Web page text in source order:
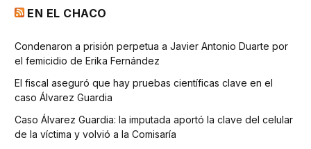
EN EL CHACO
Condenaron a prisión perpetua a Javier Antonio Duarte por
el femicidio de Erika Fernández
El fiscal aseguró que hay pruebas científicas clave en el
caso Álvarez Guardia
Caso Álvarez Guardia: la imputada aportó la clave del celular
de la víctima y volvió a la Comisaría